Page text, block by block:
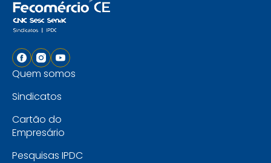
Quem somos
Sindicatos
Cartão do
Empresário
Pesquisas IPDC